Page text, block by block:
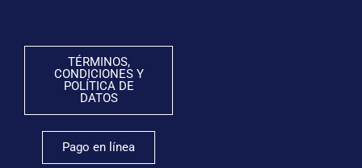
TÉRMINOS,
CONDICIONES Y
POLÍTICA DE
DATOS
Pago en línea